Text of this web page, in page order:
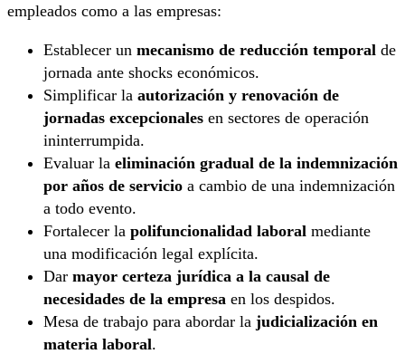
empleados como a las empresas:
Establecer un mecanismo de reducción temporal de
jornada ante shocks económicos.
Simplificar la autorización y renovación de
jornadas excepcionales en sectores de operación
ininterrumpida.
Evaluar la eliminación gradual de la indemnización
por años de servicio a cambio de una indemnización
a todo evento.
Fortalecer la polifuncionalidad laboral mediante
una modificación legal explícita.
Dar mayor certeza jurídica a la causal de
necesidades de la empresa en los despidos.
Mesa de trabajo para abordar la judicialización en
materia laboral.